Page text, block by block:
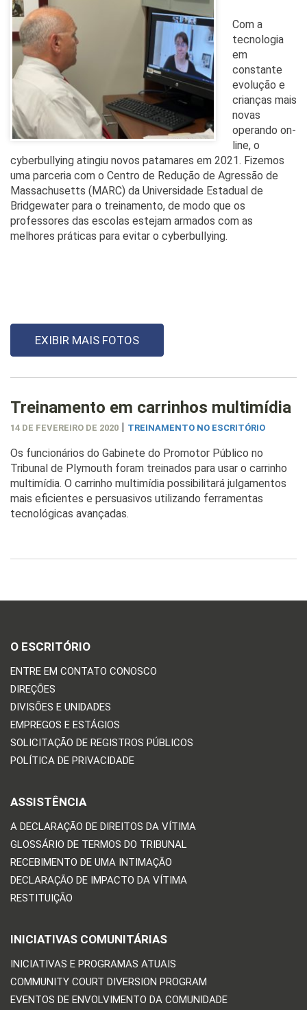
Com a
tecnologia
em
constante
evolução e
crianças mais
novas
operando on-
line, o
cyberbullying atingiu novos patamares em 2021. Fizemos
uma parceria com o Centro de Redução de Agressão de
Massachusetts (MARC) da Universidade Estadual de
Bridgewater para o treinamento, de modo que os
professores das escolas estejam armados com as
melhores práticas para evitar o cyberbullying.
EXIBIR MAIS FOTOS
Treinamento em carrinhos multimídia
14 DE FEVEREIRO DE 2020 | TREINAMENTO NO ESCRITÓRIO
Os funcionários do Gabinete do Promotor Público no
Tribunal de Plymouth foram treinados para usar o carrinho
multimídia. O carrinho multimídia possibilitará julgamentos
mais eficientes e persuasivos utilizando ferramentas
tecnológicas avançadas.
O ESCRITÓRIO
ENTRE EM CONTATO CONOSCO
DIREÇÕES
DIVISÕES E UNIDADES
EMPREGOS E ESTÁGIOS
SOLICITAÇÃO DE REGISTROS PÚBLICOS
POLÍTICA DE PRIVACIDADE
ASSISTÊNCIA
A DECLARAÇÃO DE DIREITOS DA VÍTIMA
GLOSSÁRIO DE TERMOS DO TRIBUNAL
RECEBIMENTO DE UMA INTIMAÇÃO
DECLARAÇÃO DE IMPACTO DA VÍTIMA
RESTITUIÇÃO
INICIATIVAS COMUNITÁRIAS
INICIATIVAS E PROGRAMAS ATUAIS
COMMUNITY COURT DIVERSION PROGRAM
EVENTOS DE ENVOLVIMENTO DA COMUNIDADE